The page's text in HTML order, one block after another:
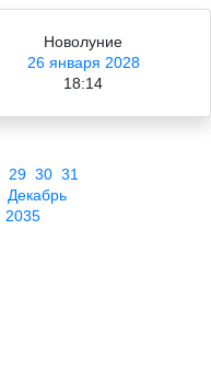
Новолуние
26 января 2028
18:14
29 30 31
Декабрь
2035